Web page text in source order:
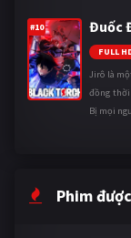
#10 Đuốc
FULL
Jirô là
đồng thời
Bị mọi
Phim